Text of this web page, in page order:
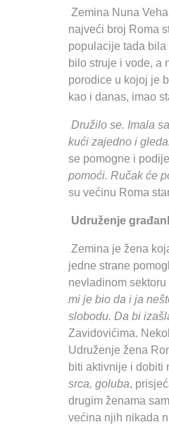
Zemina Nuna
najveći broj Roma
populacije tada
bilo struje i vode, a
porodice u kojoj je
kao i danas, imao
Družilo se. Imala
kući zajedno i
se pomogne i
pomoći. Ručak će
su većinu Roma
Udruženje
Zemina je žena
jedne strane
nevladinom
mi je bio da i ja
slobodu. Da bi
Zavidovićima.
Udruženje žena
biti aktivnije i dobiti
srca, goluba,
drugim ženama
većina njih nikada